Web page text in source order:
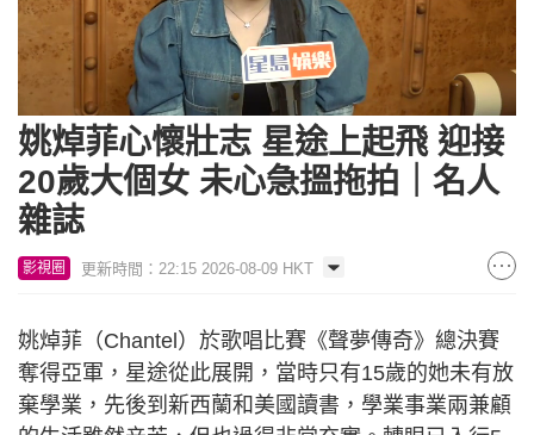
Unmute Loaded:
5.65%
姚焯菲心懷壯志 星途上起飛 迎接
20歲大個女 未心急搵拖拍｜名人
雜誌
影視圈 更新時間：22:15 2026-08-09 HKT
姚焯菲（Chantel）於歌唱比賽《聲夢傳奇》總決賽
奪得亞軍，星途從此展開，當時只有15歲的她未有放
棄學業，先後到新西蘭和美國讀書，學業事業兩兼顧